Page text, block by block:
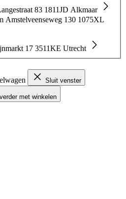
83 1811JD Alkmaar
Amstelveenseweg 130 1075XL
17 3511KE Utrecht
Sluit venster
met winkelen